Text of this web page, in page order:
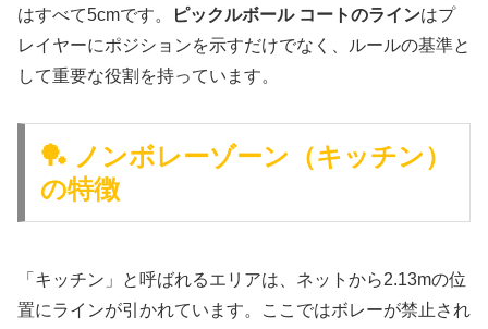
はすべて5cmです。
ピックルボール コートのラインはプ
レイヤーにポジションを示すだけでなく、ルールの基準と
して重要な役割を持っています。
🏓 ノンボレーゾーン（キッチン）
の特徴
「キッチン」と呼ばれるエリアは、ネットから2.13mの位
置にラインが引かれています。ここではボレーが禁止され